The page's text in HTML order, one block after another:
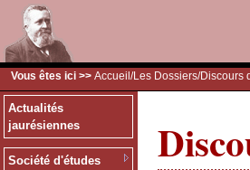
Vous êtes ici >> Accueil /Les Dossiers/Discours
Actualités
jaurésiennes
Société d'études